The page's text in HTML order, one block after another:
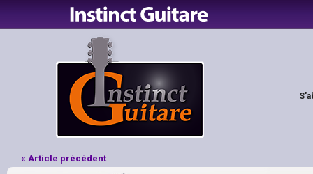
« Article précédent